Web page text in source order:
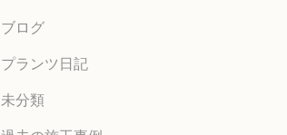
ブログ
プランツ日記
未分類